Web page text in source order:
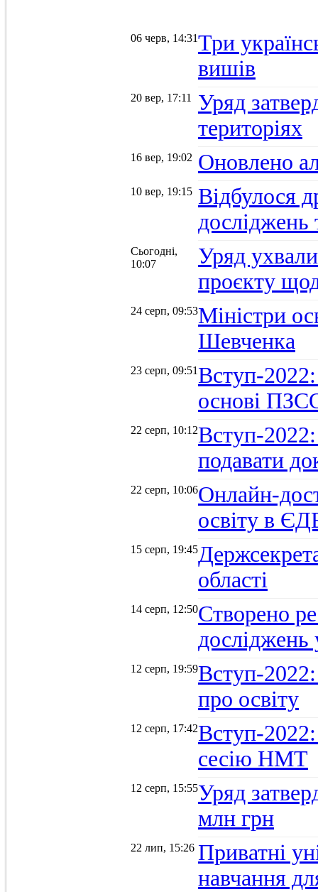
06 черв, 14:31Три
вишів
20 вер, 17:11
Уряд
територіях
16 вер, 19:02 Оновлено
10 вер, 19:15 Відбулося
досліджень
Сьогодні,
10:07
Уряд
проєкту
24 серп, 09:53Міністри
Шевченка
23 серп, 09:51 Вступ-
основі
22 серп, 10:12Вступ-
подавати
22 серп, 10:06Онлайн-
освіту в
15 серп, 19:45
області
14 серп, 12:50Створено
досліджень
12 серп, 19:59Вступ-
про освіту
12 серп, 17:42Вступ-2022:
сесію НМТ
12 серп, 15:55Уряд
млн грн
22 лип, 15:26 Приватні
навчання